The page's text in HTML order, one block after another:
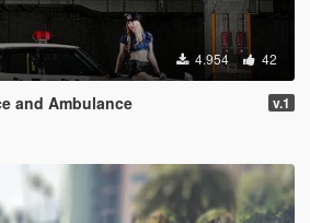
4.954 42
and Ambulance v.1